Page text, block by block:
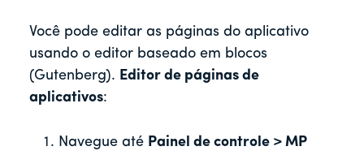
Você pode editar as páginas do aplicativo
usando o editor baseado em blocos
(Gutenberg). Editor de páginas de
aplicativos:
Navegue até Painel de controle > MP